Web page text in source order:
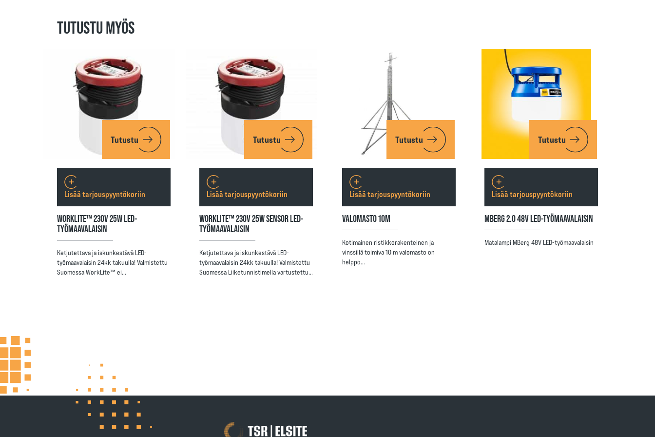
TUTUSTU MYÖS
Tutustu
WORKLITE™ 230V 25W LED-
TYÖMAAVALAISIN
Ketjutettava ja iskunkestävä LED-
työmaavalaisin 24kk takuulla! Valmistettu
Suomessa WorkLite™ ei…
Lisää tarjouspyyntökoriin
Tutustu
WORKLITE™ 230V 25W SENSOR LED-
TYÖMAAVALAISIN
Ketjutettava ja iskunkestävä LED-
työmaavalaisin 24kk takuulla! Valmistettu
Suomessa Liiketunnistimella vartustettu…
Lisää tarjouspyyntökoriin
Tutustu
VALOMASTO 10M
Kotimainen ristikkorakenteinen ja
vinssillä toimiva 10 m valomasto on
helppo…
Lisää tarjouspyyntökoriin
Tutustu
MBERG 2.0 48V LED-TYÖMAAVALAISIN
Matalampi MBerg 48V LED-työmaavalaisin
Lisää tarjouspyyntökoriin